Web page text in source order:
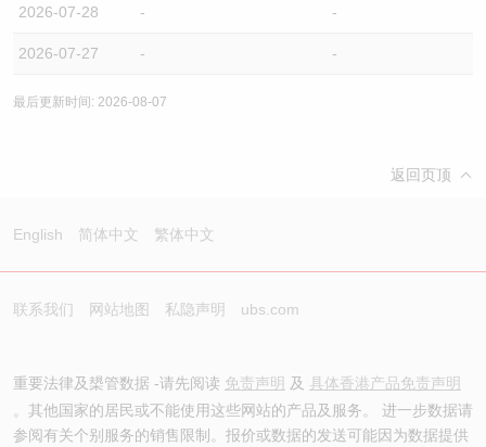
2026-07-28 - -
2026-07-27 - -
最后更新时间: 2026-08-07
返回页顶
English 简体中文 繁体中文
联系我们 网站地图 私隐声明 ubs.com
重要法律及槼管数据 -请先阅读 免责声明 及 具体香港产品免责声明
。其他国家的居民或不能使用这些网站的产品及服务。 进一步数据请
参阅有关个别服务的销售限制。报价或数据的发送可能因为数据提供